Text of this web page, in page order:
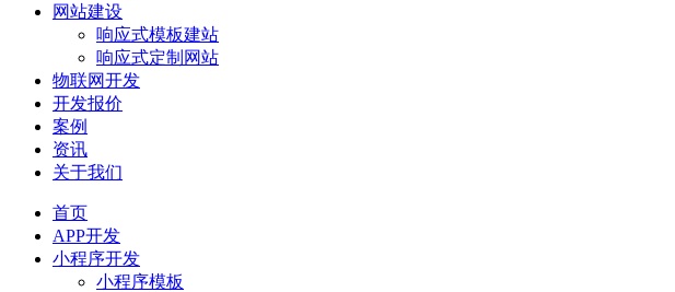
网站建设
响应式模板建站
响应式定制网站
物联网开发
开发报价
案例
资讯
关于我们
首页
APP开发
小程序开发
小程序模板